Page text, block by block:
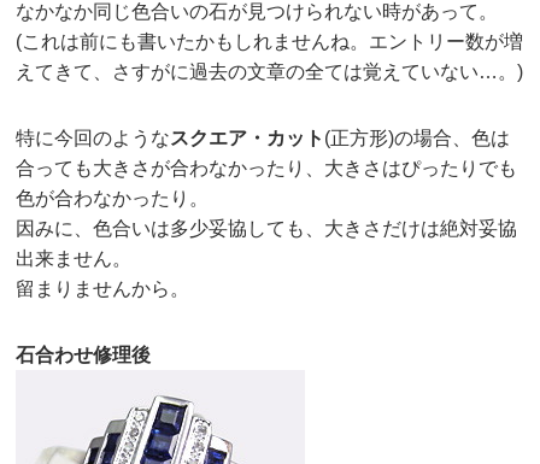
なかなか同じ色合いの石が見つけられない時があって。
(これは前にも書いたかもしれませんね。エントリー数が増
えてきて、さすがに過去の文章の全ては覚えていない…。)
特に今回のようなスクエア・カット (正方形)の場合、色は
合っても大きさが合わなかったり、大きさはぴったりでも
色が合わなかったり。
因みに、色合いは多少妥協しても、大きさだけは絶対妥協
出来ません。
留まりませんから。
石合わせ修理後